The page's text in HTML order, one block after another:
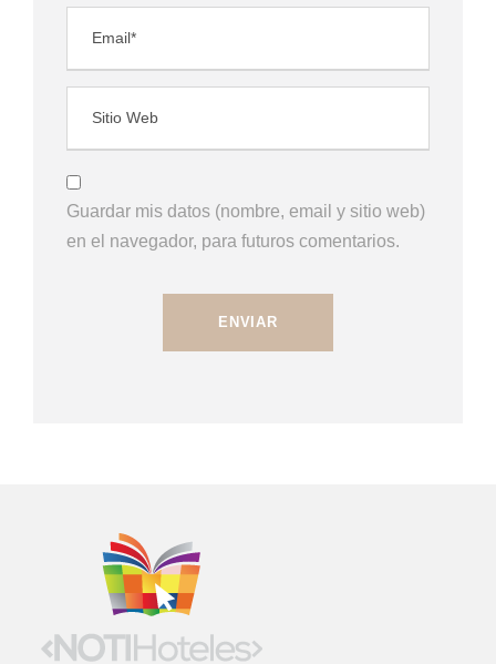
Guardar mis datos (nombre, email y sitio web)
en el navegador, para futuros comentarios.